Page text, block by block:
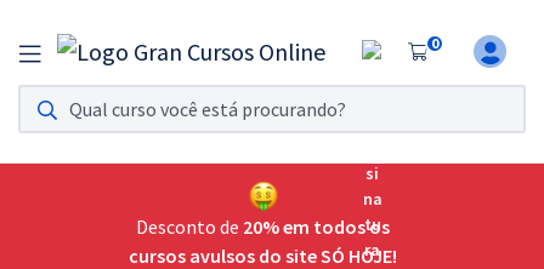
0
Assinatura Ilimitada 11
Acesso a todos os cursos. Teste grátis por 7 dias!
Assinatura OAB Até Passar
Acesso ilimitado a toda preparação para o Exame da
Desconto de 20% em todos os
cursos avulsos do site SÓ HOJE!